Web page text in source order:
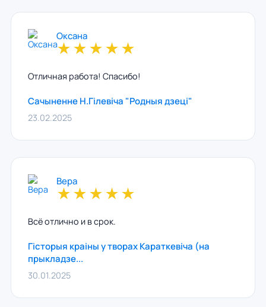
Оксана
★★★★★
Отличная работа! Спасибо!
Сачыненне Н.Гілевіча "Родныя дзеці"
23.02.2025
Вера
★★★★★
Всё отлично и в срок.
Гiсторыя краiны у творах Караткевiча (на
прыкладзе...
30.01.2025